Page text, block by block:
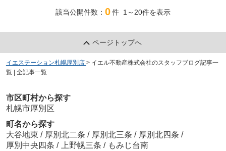
該当公開件数： 0件 1～20件を表示
ページトップへ
イエステーション札幌厚別店 > イエル不動産株式会社のスタッフブログ記事一
覧 | 全記事一覧
市区町村から探す
札幌市厚別区
町名から探す
大谷地東 / 厚別北二条 / 厚別北三条 / 厚別北四条 /
厚別中央四条 / 上野幌三条 / もみじ台南